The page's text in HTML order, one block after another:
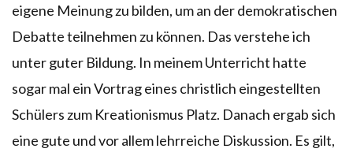
eigene Meinung zu bilden, um an der demokratischen
Debatte teilnehmen zu können. Das verstehe ich
unter guter Bildung. In meinem Unterricht hatte
sogar mal ein Vortrag eines christlich eingestellten
Schülers zum Kreationismus Platz. Danach ergab sich
eine gute und vor allem lehrreiche Diskussion. Es gilt,